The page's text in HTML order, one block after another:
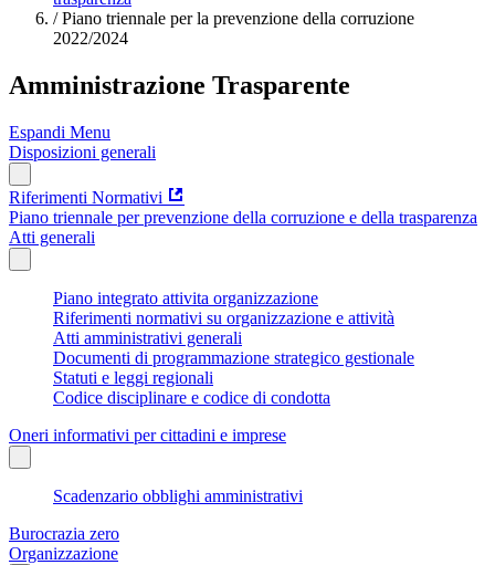
/Piano triennale per la prevenzione della corruzione
2022/2024
Amministrazione Trasparente
Espandi Menu
Disposizioni generali
Riferimenti Normativi
Piano triennale per prevenzione della corruzione e della trasparenza
Atti generali
Piano integrato attivita organizzazione
Riferimenti normativi su organizzazione e attività
Atti amministrativi generali
Documenti di programmazione strategico gestionale
Statuti e leggi regionali
Codice disciplinare e codice di condotta
Oneri informativi per cittadini e imprese
Scadenzario obblighi amministrativi
Burocrazia zero
Organizzazione